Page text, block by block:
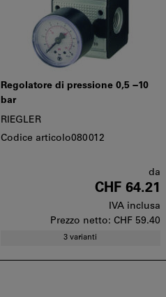
Regolatore di pressione 0,5 −10
bar
RIEGLER
Codice articolo080012
da
CHF 64.21
IVA inclusa
Prezzo netto:CHF 59.40
3 varianti